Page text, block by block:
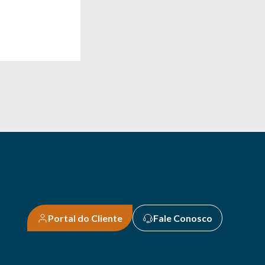
Portal do Cliente Fale Conosco